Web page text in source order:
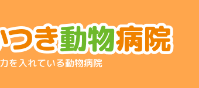
を入れている動物病院